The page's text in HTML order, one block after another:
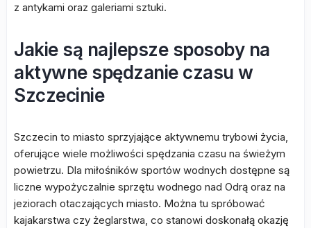
z antykami oraz galeriami sztuki.
Jakie są najlepsze sposoby na
aktywne spędzanie czasu w
Szczecinie
Szczecin to miasto sprzyjające aktywnemu trybowi życia,
oferujące wiele możliwości spędzania czasu na świeżym
powietrzu. Dla miłośników sportów wodnych dostępne są
liczne wypożyczalnie sprzętu wodnego nad Odrą oraz na
jeziorach otaczających miasto. Można tu spróbować
kajakarstwa czy żeglarstwa, co stanowi doskonałą okazję